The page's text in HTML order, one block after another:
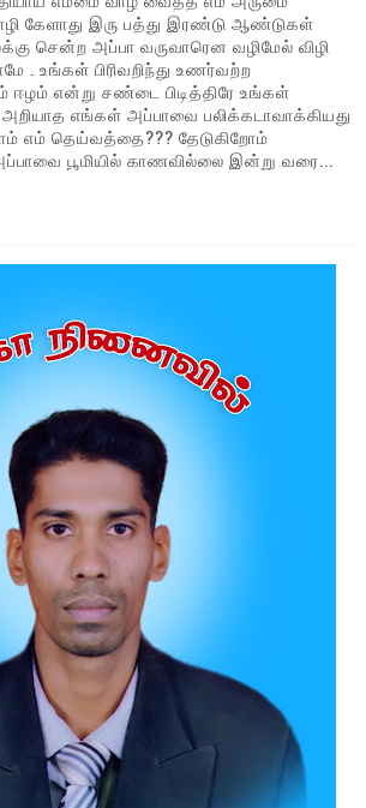
கேளாது இரு பத்து இரண்டு ஆண்டுகள்
சென்ற அப்பா வருவாரென வழிமேல் விழி
. உங்கள் பிரிவறிந்து உணர்வற்ற
என்று சண்டை பிடித்திரே உங்கள்
எங்கள் அப்பாவை பலிக்கடாவாக்கியது
எம் தெய்வத்தை??? தேடுகிறோம்
பூமியில் காணவில்லை இன்று வரை...